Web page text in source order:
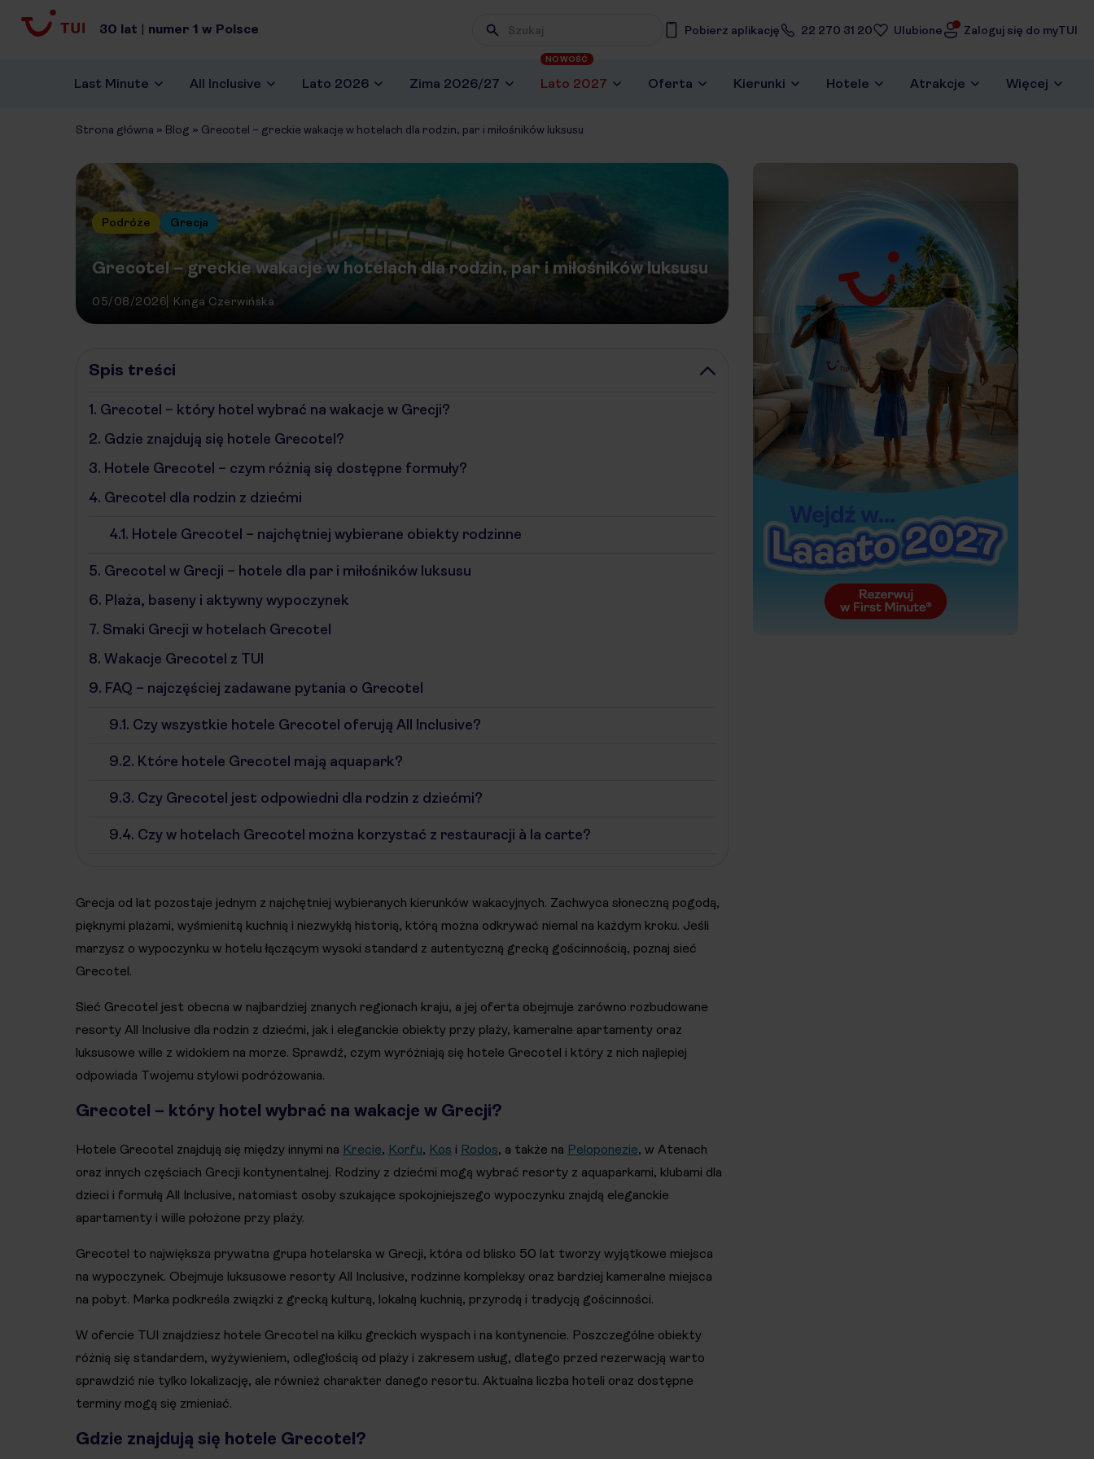
30 lat | numer 1 w Polsce Pobierz aplikację 22 270 31 20 Ulubione Zaloguj się do myTUI
Last Minute All Inclusive Lato 2026 Zima 2026/27 Lato 2027
NOWOŚĆ
Oferta Kierunki Hotele Atrakcje Więcej
Strona główna » Blog » Grecotel – greckie wakacje w hotelach dla rodzin, par i miłośników luksusu
Podróże Grecja
Grecotel – greckie wakacje w hotelach dla rodzin, par i miłośników luksusu
05/08/2026 Kinga Czerwińska
Spis treści
1. Grecotel – który hotel wybrać na wakacje w Grecji?
2. Gdzie znajdują się hotele Grecotel?
3. Hotele Grecotel – czym różnią się dostępne formuły?
4. Grecotel dla rodzin z dziećmi
4.1. Hotele Grecotel – najchętniej wybierane obiekty rodzinne
5. Grecotel w Grecji – hotele dla par i miłośników luksusu
6. Plaża, baseny i aktywny wypoczynek
7. Smaki Grecji w hotelach Grecotel
8. Wakacje Grecotel z TUI
9. FAQ – najczęściej zadawane pytania o Grecotel
9.1. Czy wszystkie hotele Grecotel oferują All Inclusive?
9.2. Które hotele Grecotel mają aquapark?
9.3. Czy Grecotel jest odpowiedni dla rodzin z dziećmi?
9.4. Czy w hotelach Grecotel można korzystać z restauracji à la carte?
Grecja od lat pozostaje jednym z najchętniej wybieranych kierunków wakacyjnych. Zachwyca słoneczną pogodą,
pięknymi plażami, wyśmienitą kuchnią i niezwykłą historią, którą można odkrywać niemal na każdym kroku. Jeśli
marzysz o wypoczynku w hotelu łączącym wysoki standard z autentyczną grecką gościnnością, poznaj sieć
Grecotel.
Sieć Grecotel jest obecna w najbardziej znanych regionach kraju, a jej oferta obejmuje zarówno rozbudowane
resorty All Inclusive dla rodzin z dziećmi, jak i eleganckie obiekty przy plaży, kameralne apartamenty oraz
luksusowe wille z widokiem na morze. Sprawdź, czym wyróżniają się hotele Grecotel i który z nich najlepiej
odpowiada Twojemu stylowi podróżowania.
Grecotel – który hotel wybrać na wakacje w Grecji?
Hotele Grecotel znajdują się między innymi na Krecie, Korfu, Kos i Rodos, a także na Peloponezie, w Atenach
oraz innych częściach Grecji kontynentalnej. Rodziny z dziećmi mogą wybrać resorty z aquaparkami, klubami dla
dzieci i formułą All Inclusive, natomiast osoby szukające spokojniejszego wypoczynku znajdą eleganckie
apartamenty i wille położone przy plaży.
Grecotel to największa prywatna grupa hotelarska w Grecji, która od blisko 50 lat tworzy wyjątkowe miejsca
na wypoczynek. Obejmuje luksusowe resorty All Inclusive, rodzinne kompleksy oraz bardziej kameralne miejsca
na pobyt. Marka podkreśla związki z grecką kulturą, lokalną kuchnią, przyrodą i tradycją gościnności.
W ofercie TUI znajdziesz hotele Grecotel na kilku greckich wyspach i na kontynencie. Poszczególne obiekty
różnią się standardem, wyżywieniem, odległością od plaży i zakresem usług, dlatego przed rezerwacją warto
sprawdzić nie tylko lokalizację, ale również charakter danego resortu. Aktualna liczba hoteli oraz dostępne
terminy mogą się zmieniać.
Gdzie znajdują się hotele Grecotel?